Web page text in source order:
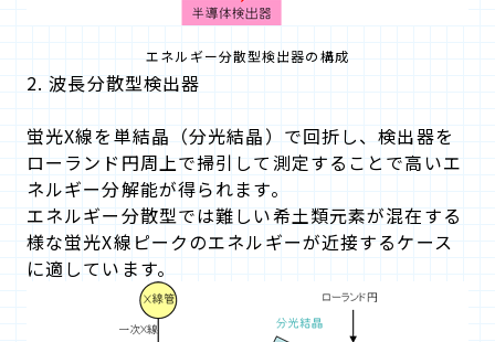
エネルギー分散型検出器の構成
2. 波長分散型検出器
蛍光X線を単結晶（分光結晶）で回折し、検出器を
ローランド円周上で掃引して測定することで高いエ
ネルギー分解能が得られます。
エネルギー分散型では難しい希土類元素が混在する
様な蛍光X線ピークのエネルギーが近接するケース
に適しています。